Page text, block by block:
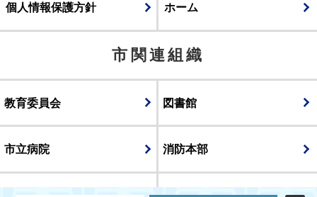
個人情報保護方針 ホーム
市関連組織
教育委員会 図書館
市立病院 消防本部